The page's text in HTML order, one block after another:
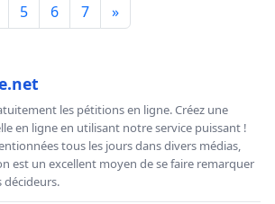
5 6 7 »
les pétitions en ligne. Créez une
en ligne en utilisant notre service puissant !
tous les jours dans divers médias,
est un excellent moyen de se faire remarquer
décideurs.